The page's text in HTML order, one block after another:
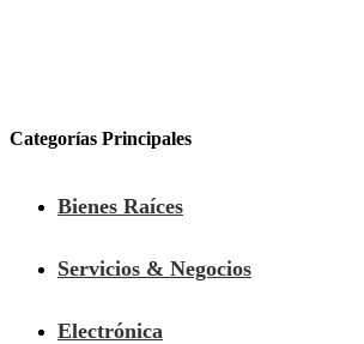
Categorías Principales
Bienes Raíces
Servicios & Negocios
Electrónica